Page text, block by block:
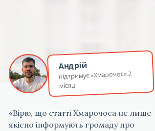
Андрій
підтримує «Хмарочос» 2
місяці
«Вірю, що статті Хмарочоса не лише
якісно інформують громаду про